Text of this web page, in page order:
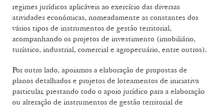
regimes jurídicos aplicáveis ao exercício das diversas
atividades económicas, nomeadamente as constantes dos
vários tipos de instrumentos de gestão territorial,
acompanhando os projetos de investimento (imobiliário,
turístico, industrial, comercial e agropecuário, entre outros).
Por outro lado, apoiamos a elaboração de propostas de
planos detalhados e projetos de loteamentos de iniciativa
particular, prestando todo o apoio jurídico para a elaboração
ou alteração de instrumentos de gestão territorial de